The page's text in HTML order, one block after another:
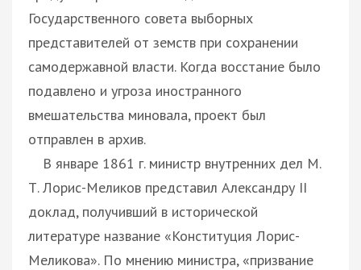
Государственного совета выборных
представителей от земств при сохранении
самодержавной власти. Когда восстание было
подавлено и угроза иностранного
вмешательства миновала, проект был
отправлен в архив.
В январе 1861 г. министр внутренних дел М.
Т. Лорис-Меликов представил Александру II
доклад, получивший в исторической
литературе название «Конституция Лорис-
Меликова». По мнению министра, «призвание